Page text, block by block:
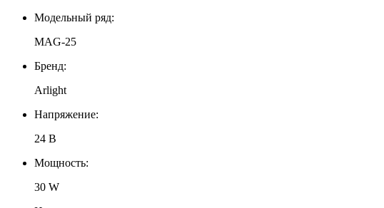
Модельный ряд:
MAG-25
Бренд:
Arlight
Напряжение:
24 В
Мощность:
30 W